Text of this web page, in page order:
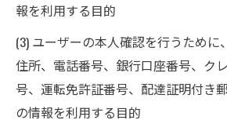
報を利用する目的
(3) ユーザーの本人確認を行うために
住所、電話番号、銀行口座番号、ク
号、運転免許証番号、配達証明付き
の情報を利用する目的